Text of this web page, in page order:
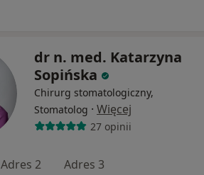
dr n. med. Katarzyna
Sopińska
Chirurg stomatologiczny,
Stomatolog · Więcej
27 opinii
Adres 2 Adres 3